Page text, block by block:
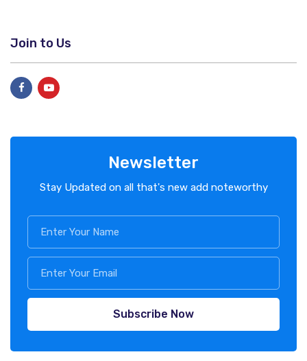
Join to Us
Newsletter
Stay Updated on all that's new add noteworthy
Subscribe Now